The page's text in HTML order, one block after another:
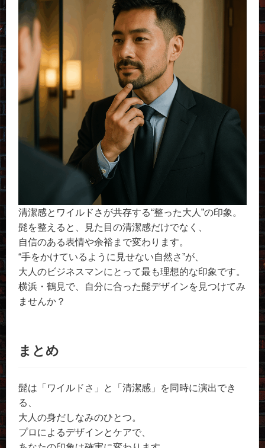
清潔感とワイルドさが共存する“整った大人”の印象。
髭を整えると、見た目の清潔感だけでなく、
自信のある表情や余裕まで変わります。
“手をかけているように見せない自然さ”が、
大人のビジネスマンにとって最も理想的な印象です。
横浜・鶴見で、自分に合った髭デザインを見つけてみ
ませんか？
まとめ
髭は「ワイルドさ」と「清潔感」を同時に演出でき
る、
大人の身だしなみのひとつ。
プロによるデザインとケアで、